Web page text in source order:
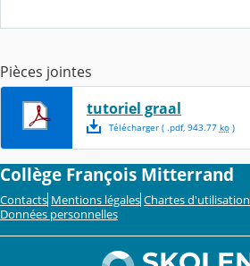
Pièces jointes
tutoriel graal
Télécharger( .pdf, 943.77 ko)
Collège François Mitterrand
Contacts Mentions légales Chartes d'utilisation
Données personnelles